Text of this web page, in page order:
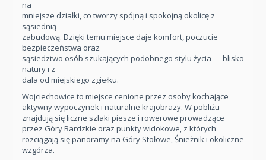
na
mniejsze działki, co tworzy spójną i spokojną okolicę z
sąsiednią
zabudową. Dzięki temu miejsce daje komfort, poczucie
bezpieczeństwa oraz
sąsiedztwo osób szukających podobnego stylu życia — blisko
natury i z
dala od miejskiego zgiełku.
Wojciechowice to miejsce cenione przez osoby kochające
aktywny wypoczynek i naturalne krajobrazy. W pobliżu
znajdują się liczne szlaki piesze i rowerowe prowadzące
przez Góry Bardzkie oraz punkty widokowe, z których
rozciągają się panoramy na Góry Stołowe, Śnieżnik i okoliczne
wzgórza.